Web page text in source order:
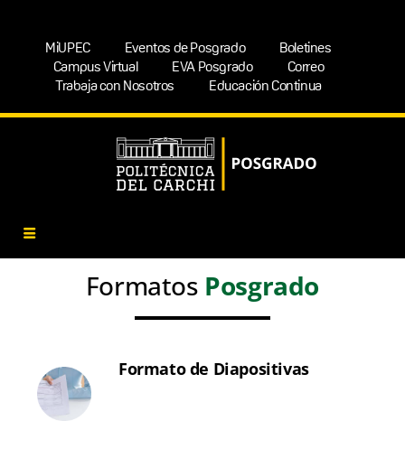
MiUPEC Eventos de Posgrado
Boletines
Campus Virtual
EVA Posgrado
Correo
Trabaja con Nosotros
Educación Continua
Formatos Posgrado
Formato de Diapositivas